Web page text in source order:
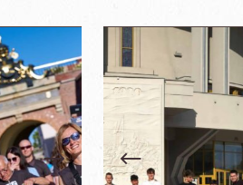
Next Previous